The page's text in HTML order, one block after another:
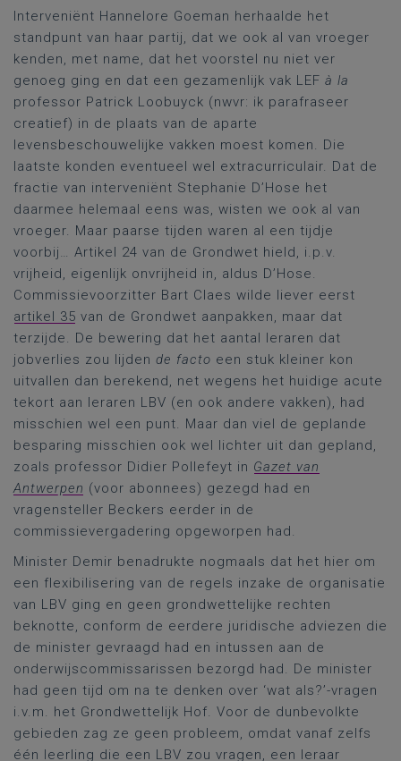
Interveniënt Hannelore Goeman herhaalde het
standpunt van haar partij, dat we ook al van vroeger
kenden, met name, dat het voorstel nu niet ver
genoeg ging en dat een gezamenlijk vak LEF à la
professor Patrick Loobuyck (nwvr: ik parafraseer
creatief) in de plaats van de aparte
levensbeschouwelijke vakken moest komen. Die
laatste konden eventueel wel extracurriculair. Dat de
fractie van interveniënt Stephanie D’Hose het
daarmee helemaal eens was, wisten we ook al van
vroeger. Maar paarse tijden waren al een tijdje
voorbij… Artikel 24 van de Grondwet hield, i.p.v.
vrijheid, eigenlijk onvrijheid in, aldus D’Hose.
Commissievoorzitter Bart Claes wilde liever eerst
artikel 35 van de Grondwet aanpakken, maar dat
terzijde. De bewering dat het aantal leraren dat
jobverlies zou lijden de facto een stuk kleiner kon
uitvallen dan berekend, net wegens het huidige acute
tekort aan leraren LBV (en ook andere vakken), had
misschien wel een punt. Maar dan viel de geplande
besparing misschien ook wel lichter uit dan gepland,
zoals professor Didier Pollefeyt in Gazet van
Antwerpen (voor abonnees) gezegd had en
vragensteller Beckers eerder in de
commissievergadering opgeworpen had.
Minister Demir benadrukte nogmaals dat het hier om
een flexibilisering van de regels inzake de organisatie
van LBV ging en geen grondwettelijke rechten
beknotte, conform de eerdere juridische adviezen die
de minister gevraagd had en intussen aan de
onderwijscommissarissen bezorgd had. De minister
had geen tijd om na te denken over ‘wat als?’-vragen
i.v.m. het Grondwettelijk Hof. Voor de dunbevolkte
gebieden zag ze geen probleem, omdat vanaf zelfs
één leerling die een LBV zou vragen, een leraar